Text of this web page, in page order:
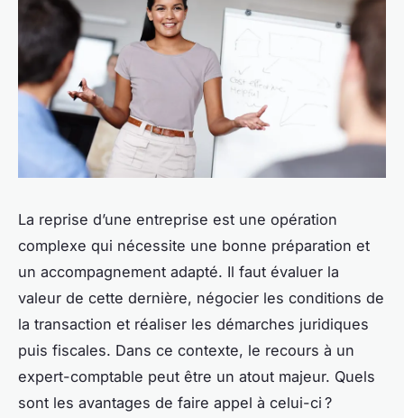
La reprise d’une entreprise est une opération
complexe qui nécessite une bonne préparation et
un accompagnement adapté. Il faut évaluer la
valeur de cette dernière, négocier les conditions de
la transaction et réaliser les démarches juridiques
puis fiscales. Dans ce contexte, le recours à un
expert-comptable peut être un atout majeur. Quels
sont les avantages de faire appel à celui-ci ?